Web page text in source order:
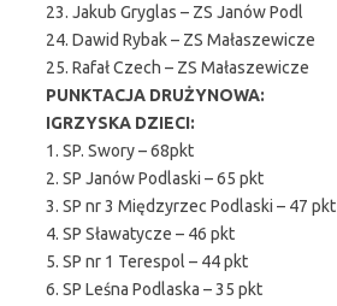
23. Jakub Gryglas – ZS Janów Podl
24. Dawid Rybak – ZS Małaszewicze
25. Rafał Czech – ZS Małaszewicze
PUNKTACJA DRUŻYNOWA:
IGRZYSKA DZIECI:
1. SP. Swory – 68pkt
2. SP Janów Podlaski – 65 pkt
3. SP nr 3 Międzyrzec Podlaski – 47 pkt
4. SP Sławatycze – 46 pkt
5. SP nr 1 Terespol – 44 pkt
6. SP Leśna Podlaska – 35 pkt